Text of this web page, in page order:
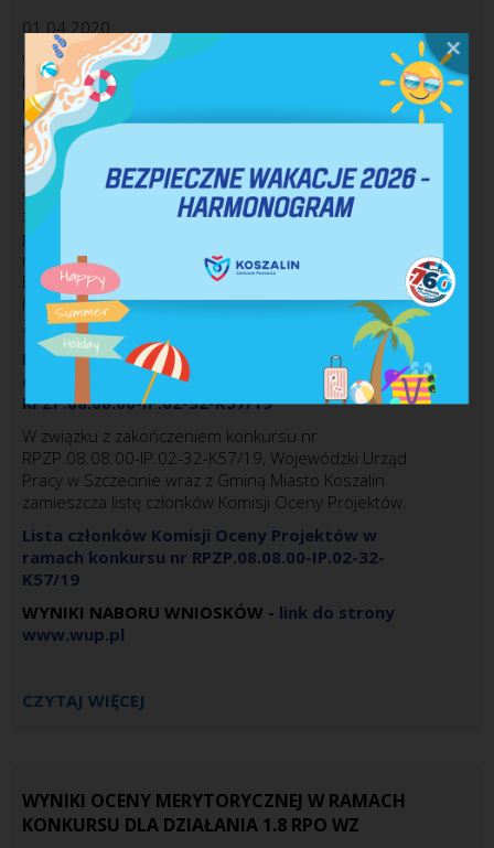
01.04.2020
W związku z rozstrzygnięciem konkursu nr
RPZP.08.08.00-IP.02-32-K57/19, Wojewódzki Urząd
Pracy w Szczecinie wraz z Gminą Miasto Koszalin
publikuje Listę projektów wybranych do
dofinansowania w ramach Działania 8.8 Wsparcie
szkół i placówek prowadzących kształcenie zawodowe
oraz uczniów uczestniczących w kształceniu
zawodowym i osób dorosłych uczestniczących w
pozaszkolnych formach kształcenia zawodowego w
ramach Strategii ZIT dla Koszalińsko – Kołobrzesko -
Białogardzkiego Obszaru Funkcjonalnego
Regionalnego Programu Operacyjnego Województwa
Zachodniopomorskiego 2014 – 2020.
Lista projektów, które zostały wybrane
do
dofinansowania w ramach konkursu nr
RPZP.08.08.00-IP.02-32-K57/19
W związku z zakończeniem konkursu nr
RPZP.08.08.00-IP.02-32-K57/19, Wojewódzki Urząd
Pracy w Szczecinie wraz z Gminą Miasto Koszalin
zamieszcza listę członków Komisji Oceny Projektów.
Lista członków Komisji Oceny Projektów w
ramach konkursu nr RPZP.08.08.00-IP.02-32-
K57/19
WYNIKI NABORU WNIOSKÓW - link do strony
www.wup.pl
CZYTAJ WIĘCEJ
WYNIKI OCENY MERYTORYCZNEJ W RAMACH
KONKURSU DLA DZIAŁANIA 1.8 RPO WZ